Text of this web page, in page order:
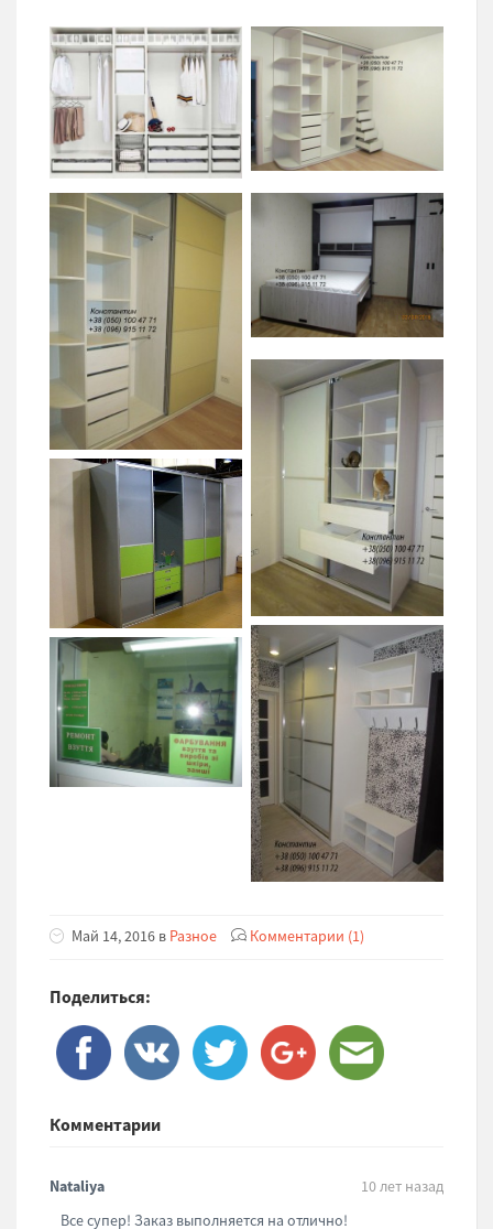
Май 14, 2016 в Разное Комментарии (1)
Поделиться:
Комментарии
Nataliya
10 лет назад
Все супер! Заказ выполняется на отлично!